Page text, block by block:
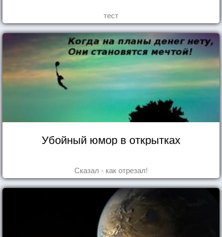
тест
Убойный юмор в открытках
Сказал - как отрезал!